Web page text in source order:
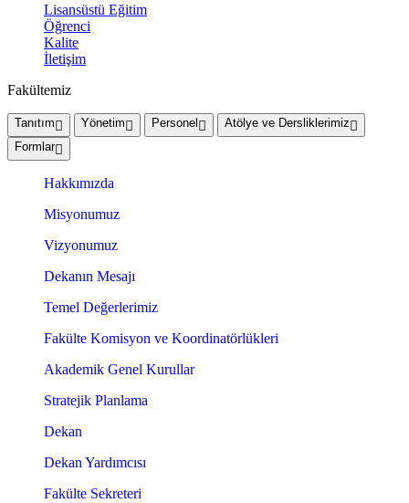
Lisansüstü Eğitim
Öğrenci
Kalite
İletişim
Fakültemiz
Tanıtım Yönetim Personel
Atölye ve Dersliklerimiz
Formlar
Hakkımızda
Misyonumuz
Vizyonumuz
Dekanın Mesajı
Temel Değerlerimiz
Fakülte Komisyon ve Koordinatörlükleri
Akademik Genel Kurullar
Stratejik Planlama
Dekan
Dekan Yardımcısı
Fakülte Sekreteri